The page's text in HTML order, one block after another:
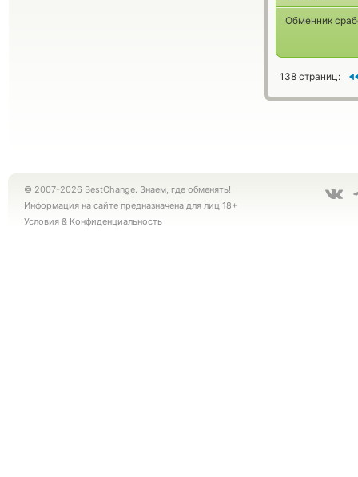
Обменник
138 страниц:
© 2007-2026 BestChange. Знаем, где обменять!
Информация на сайте предназначена для лиц 18+
Условия & Конфиденциальность